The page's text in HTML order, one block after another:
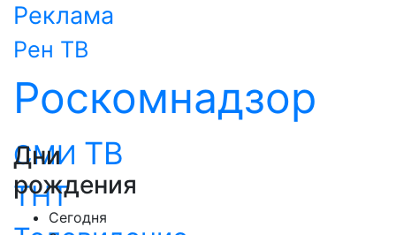
Реклама
Рен ТВ
Роскомнадзор
СМИ ТВ
ТНТ
Дни
рождения
Сегодня